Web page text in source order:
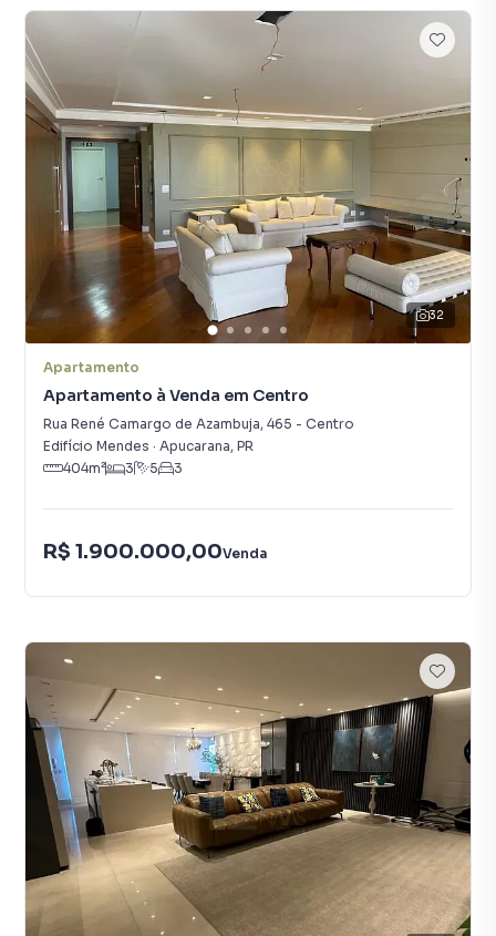
32
Apartamento
Apartamento à Venda em Centro
Rua René Camargo de Azambuja, 465 - Centro
Edifício Mendes · Apucarana, PR
404m² 3 5 3
R$ 1.900.000,00Venda